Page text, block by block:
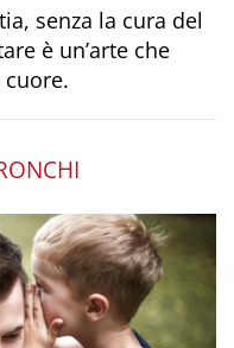
senza la cura del
è un’arte che